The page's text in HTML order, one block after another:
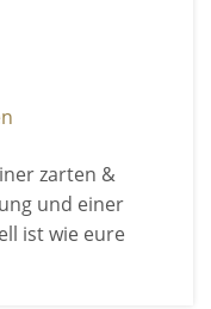
zarten &
und einer
ist wie eure